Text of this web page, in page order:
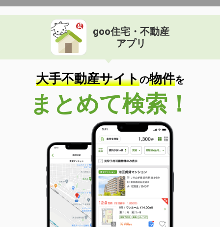
goo住宅・不動産
アプリ
大手不動産サイトの物件を
まとめて検索！